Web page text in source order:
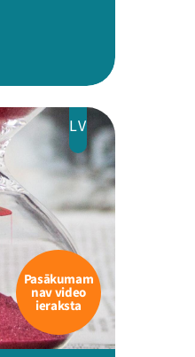
LV
Pasākumam
nav video
ieraksta